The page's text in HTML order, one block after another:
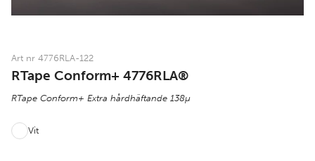
Art nr 4776RLA-122
RTape Conform+ 4776RLA®
RTape Conform+ Extra hårdhäftande 138µ
Vit